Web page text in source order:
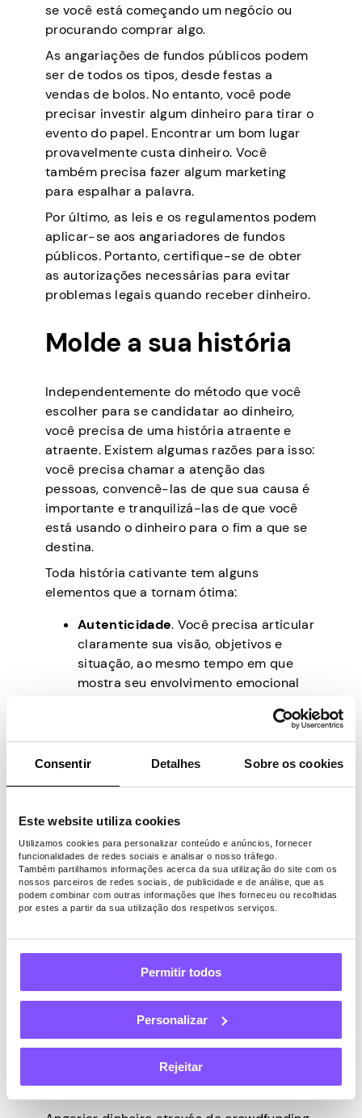
Consentir Detalhes Sobre os cookies
Este website utiliza cookies
Utilizamos cookies para personalizar conteúdo e anúncios, fornecer
funcionalidades de redes sociais e analisar o nosso tráfego.
Também partilhamos informações acerca da sua utilização do site com os
nossos parceiros de redes sociais, de publicidade e de análise, que as
podem combinar com outras informações que lhes forneceu ou recolhidas
por estes a partir da sua utilização dos respetivos serviços.
Permitir todos
Personalizar
Rejeitar
se você está começando um negócio ou
procurando comprar algo.
As angariações de fundos públicos podem
ser de todos os tipos, desde festas a
vendas de bolos. No entanto, você pode
precisar investir algum dinheiro para tirar o
evento do papel. Encontrar um bom lugar
provavelmente custa dinheiro. Você
também precisa fazer algum marketing
para espalhar a palavra.
Por último, as leis e os regulamentos podem
aplicar-se aos angariadores de fundos
públicos. Portanto, certifique-se de obter
as autorizações necessárias para evitar
problemas legais quando receber dinheiro.
Molde a sua história
Independentemente do método que você
escolher para se candidatar ao dinheiro,
você precisa de uma história atraente e
atraente. Existem algumas razões para isso:
você precisa chamar a atenção das
pessoas, convencê-las de que sua causa é
importante e tranquilizá-las de que você
está usando o dinheiro para o fim a que se
destina.
Toda história cativante tem alguns
elementos que a tornam ótima:
Autenticidade. Você precisa articular
claramente sua visão, objetivos e
situação, ao mesmo tempo em que
mostra seu envolvimento emocional
negócio, você também precisa criar
uma base sólida para o seu
argumento.
emocionalmente as pessoas em sua
causa.
Além disso, lembre-se sempre de informar
todos os seus doadores sobre o uso do
dinheiro e o andamento do projeto. Quando
– as atualizações são uma ótima maneira
Como promover a sua